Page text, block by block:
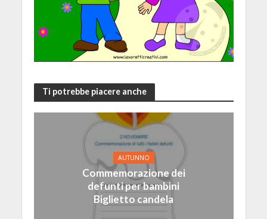
Ti potrebbe piacere anche
AUTUNNO
Commemorazione dei
defunti per bambini
Biglietto candela